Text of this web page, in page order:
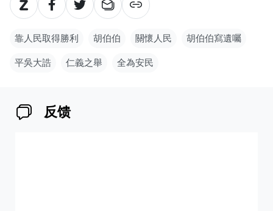
靠人民取得勝利 胡伯伯 關懷人民 胡伯伯寫遺囑
平吳大誥 仁義之舉 全為安民
反馈